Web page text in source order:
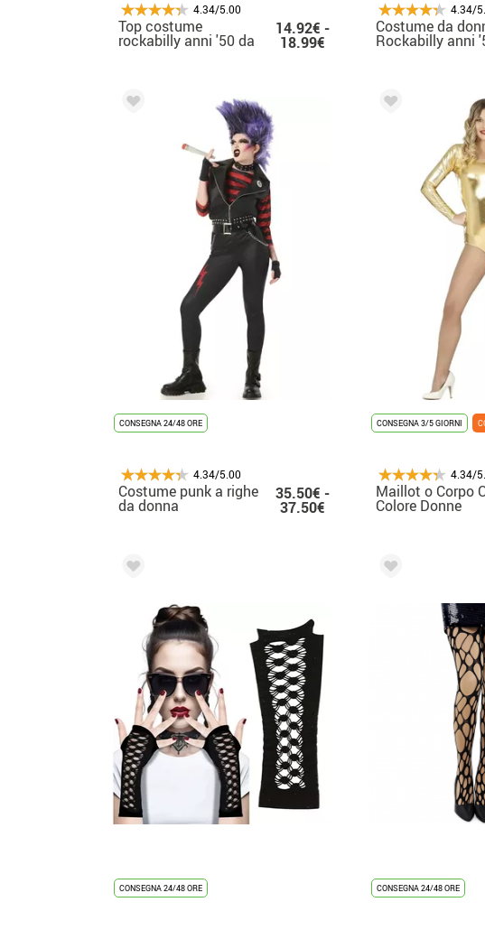
4.34/5.00
Top costume
rockabilly anni '50 da
14.92€ -
18.99€
4.34/
Costume da
Rockabilly anni
CONSEGNA 24/48 ORE
4.34/5.00
Costume punk a righe
da donna
35.50€ -
37.50€
CONSEGNA 3/5 GIORNI
4.34/
Maillot o Corpo
Colore Donne
CONSEGNA 24/48 ORE CONSEGNA 24/48 ORE